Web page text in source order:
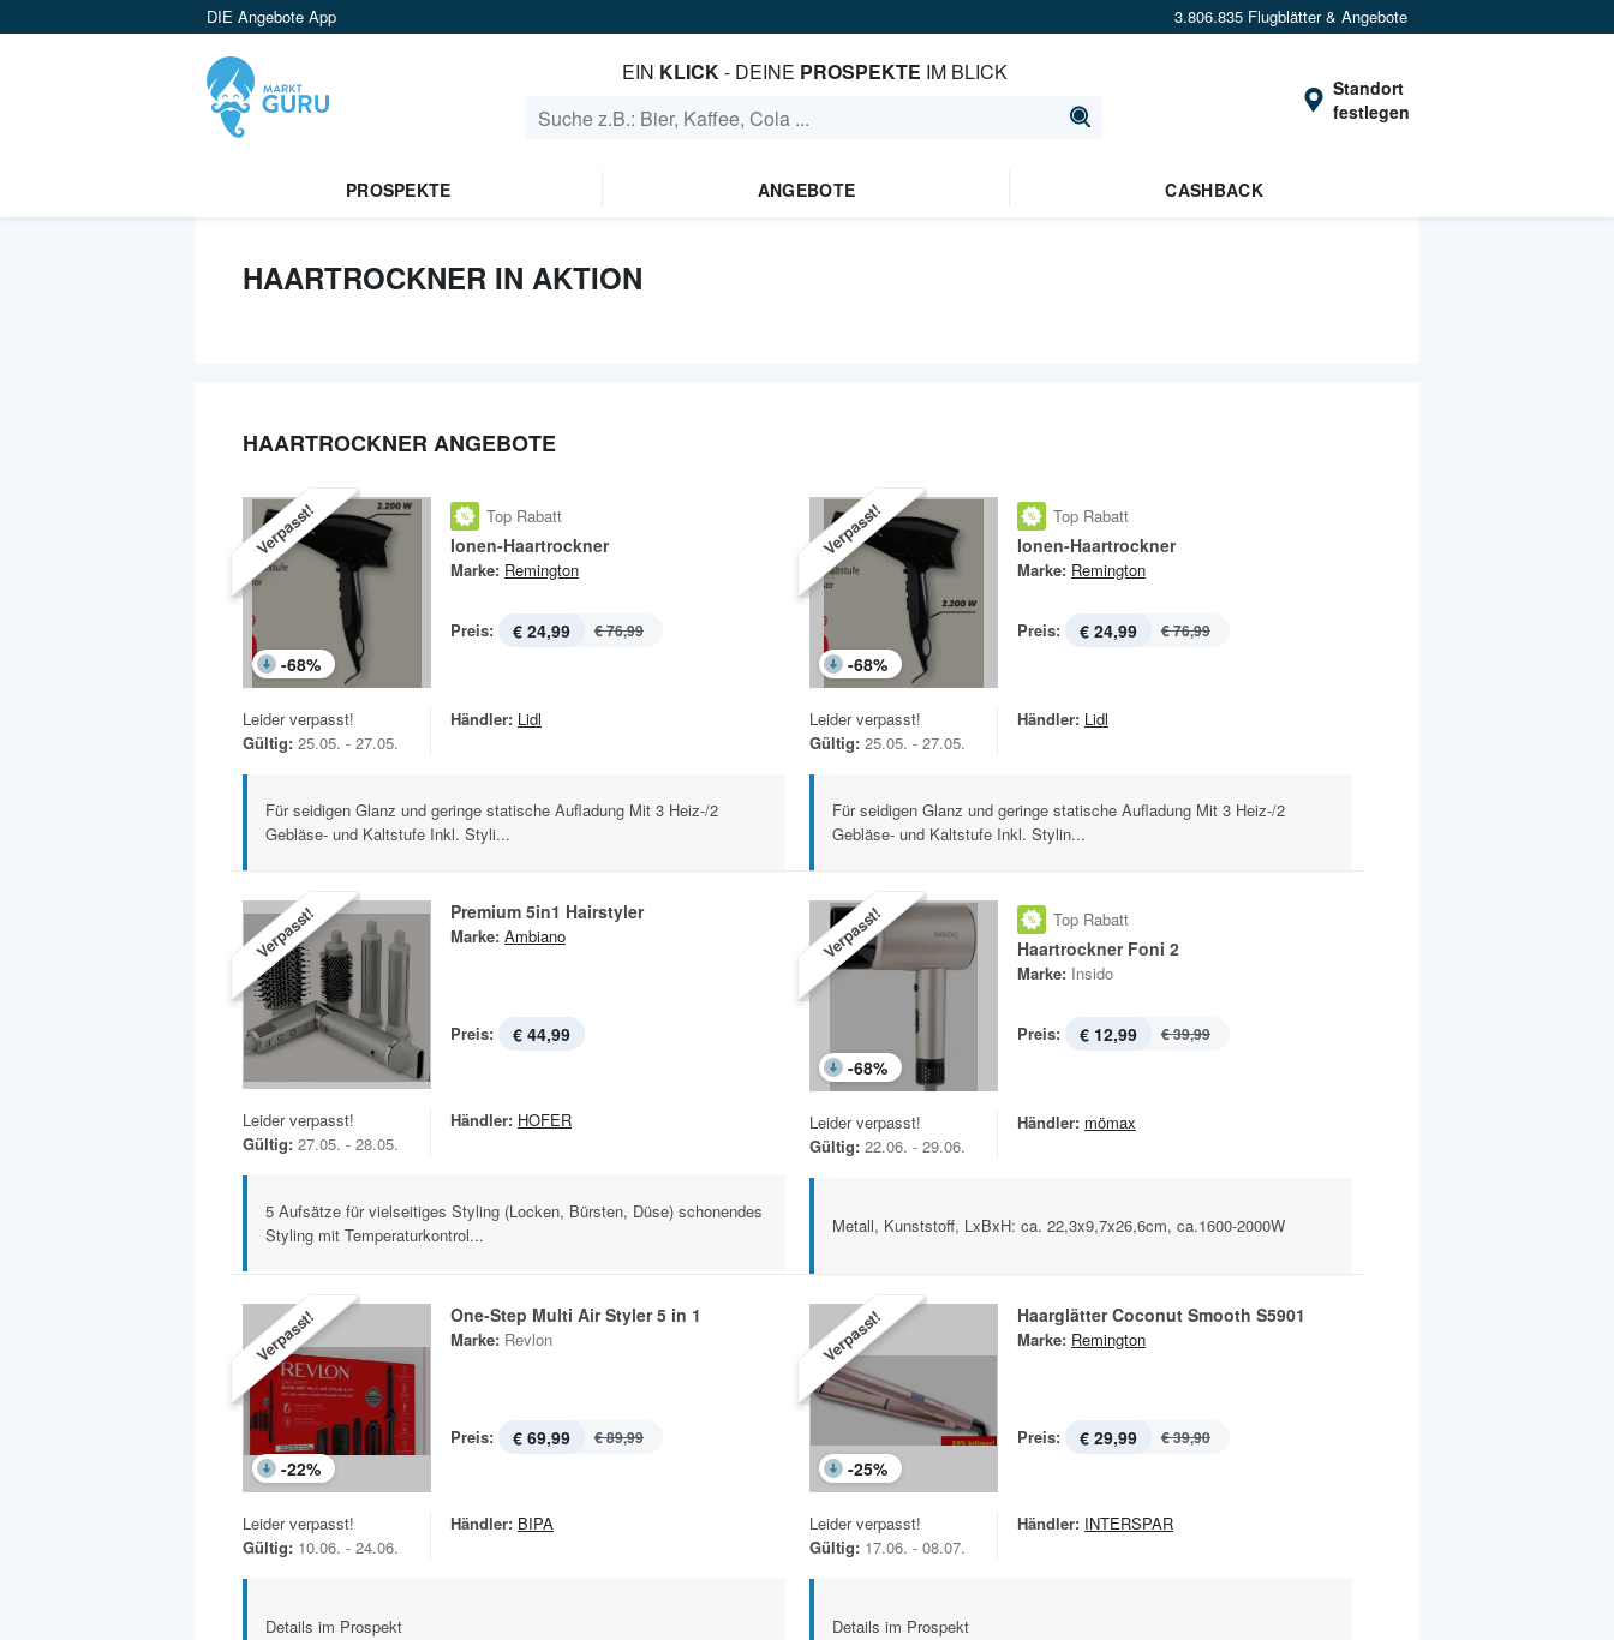
DIE Angebote App 3.806.835 Flugblätter & Angebote
EIN KLICK- DEINE PROSPEKTE IM BLICK
Standort
festlegen
PROSPEKTE ANGEBOTE CASHBACK
HAARTROCKNER IN AKTION
HAARTROCKNER ANGEBOTE
Verpasst!
-68%
Top Rabatt
Ionen-Haartrockner
Marke: Remington
Preis: € 24,99 € 76,99
Leider verpasst!
Gültig: 25.05. - 27.05.
Händler: Lidl
Für seidigen Glanz und geringe statische Aufladung Mit 3 Heiz-/2
Gebläse- und Kaltstufe Inkl. Styli...
Verpasst!
-68%
Top Rabatt
Ionen-Haartrockner
Marke: Remington
Preis: € 24,99 € 76,99
Leider verpasst!
Gültig: 25.05. - 27.05.
Händler: Lidl
Für seidigen Glanz und geringe statische Aufladung Mit 3 Heiz-/2
Gebläse- und Kaltstufe Inkl. Stylin...
Verpasst! Premium 5in1 Hairstyler
Marke: Ambiano
Preis: € 44,99
Leider verpasst!
Gültig: 27.05. - 28.05.
Händler: HOFER
5 Aufsätze für vielseitiges Styling (Locken, Bürsten, Düse) schonendes
Styling mit Temperaturkontrol...
Verpasst!
-68%
Top Rabatt
Haartrockner Foni 2
Marke: Insido
Preis: € 12,99 € 39,99
Leider verpasst!
Gültig: 22.06. - 29.06.
Händler: mömax
Metall, Kunststoff, LxBxH: ca. 22,3x9,7x26,6cm, ca.1600-2000W
Verpasst!
-22%
One-Step Multi Air Styler 5 in 1
Marke: Revlon
Preis: € 69,99 € 89,99
Leider verpasst!
Gültig: 10.06. - 24.06.
Händler: BIPA
Details im Prospekt
Verpasst!
-25%
Haarglätter Coconut Smooth S5901
Marke: Remington
Preis: € 29,99 € 39,90
Leider verpasst!
Gültig: 17.06. - 08.07.
Händler: INTERSPAR
Details im Prospekt